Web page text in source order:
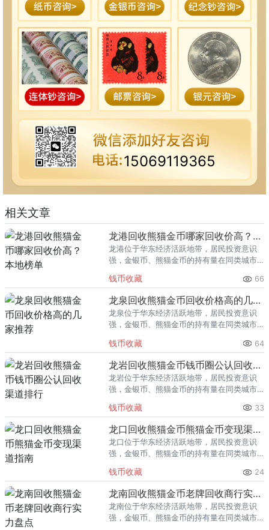
15069119365
相关文章
龙港回收熊猫金币哪家回收价高？本地榜单
龙港位于华东经济活跃地带，居民投资意识
强，金银币、熊猫金币的持有量在同类城市
熊猫金币的需求就明显升温，但鱼龙混杂的
回收渠道里，能精准识别版别溢
钱币收藏 66
龙泉回收熊猫金币回收价格高的几家推荐
龙泉位于华东经济活跃地带，居民投资意识
强，金银币、熊猫金币的持有量在同类城市
熊猫金币的需求就明显升温，但鱼龙混杂的
回收渠道里，能精准识别版别溢
钱币收藏 64
龙岩回收熊猫金币钱币圈公认回收渠道排行
龙岩位于华东经济活跃地带，居民投资意识
强，金银币、熊猫金币的持有量在同类城市
熊猫金币的需求就明显升温，但鱼龙混杂的
回收渠道里，能精准识别版别溢
钱币收藏 33
龙口回收熊猫金币熊猫金币变现渠道指南
龙口位于华东经济活跃地带，居民投资意识
强，金银币、熊猫金币的持有量在同类城市
熊猫金币的需求就明显升温，但鱼龙混杂的
回收渠道里，能精准识别版别溢
钱币收藏 24
龙南回收熊猫金币老牌回收商行实力盘点
龙南位于华东经济活跃地带，居民投资意识
强，金银币、熊猫金币的持有量在同类城市